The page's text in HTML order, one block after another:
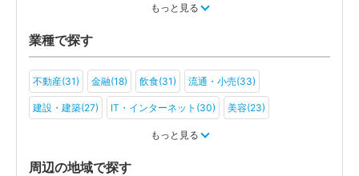
もっと見る
業種で探す
不動産(31) 金融(18) 飲食(31) 流通・小売(33)
建設・建築(27) IT・インターネット(30) 美容(23)
教育(19)
旅行・ホテル(22) アミューズメント・レジャー(19)
もっと見る
周辺の地域で探す